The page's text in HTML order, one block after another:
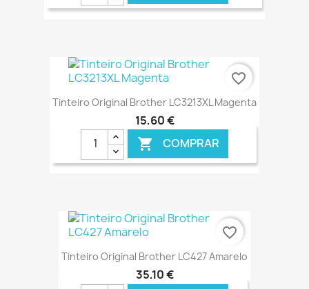
Tinteiro Original Brother LC3213XL Magenta
15,60 €
 COMPRAR
favorite_border
Tinteiro Original Brother LC427 Amarelo
35,10 €
favorite_border